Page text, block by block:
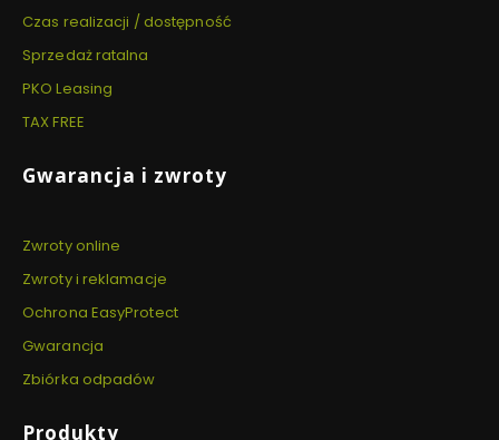
Czas realizacji / dostępność
Sprzedaż ratalna
PKO Leasing
TAX FREE
Gwarancja i zwroty
Zwroty online
Zwroty i reklamacje
Ochrona EasyProtect
Gwarancja
Zbiórka odpadów
Produkty